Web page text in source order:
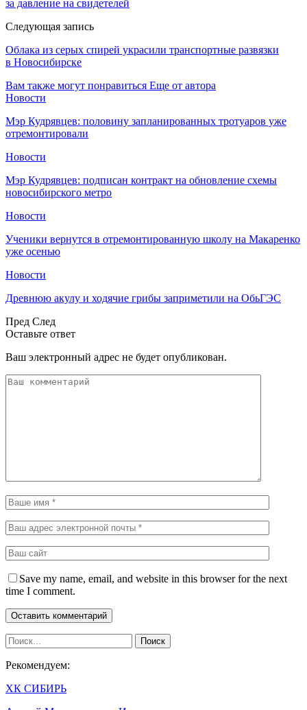
за давление на свидетелей
Следующая запись
Облака из серых спирей украсили транспортные развязки
в Новосибирске
Вам также могут понравиться Еще от автора
Новости
Мэр Кудрявцев: половину запланированных тротуаров уже
отремонтировали
Новости
Мэр Кудрявцев: подписан контракт на обновление схемы
новосибирского метро
Новости
Ученики вернутся в отремонтированную школу на Макаренко
уже осенью
Новости
Древнюю акулу и ходячие грибы заприметили на ОбьГЭС
Пред След
Оставьте ответ
Ваш электронный адрес не будет опубликован.
Save my name, email, and website in this browser for the next
time I comment.
Рекомендуем:
ХК СИБИРЬ